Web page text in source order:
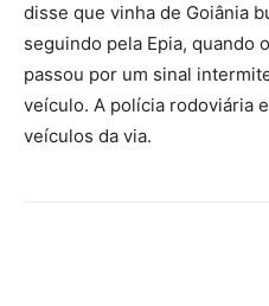
disse que vinha de Goiânia
seguindo pela Epia, quando
passou por um sinal
veículo. A polícia rodoviária
veículos da via.